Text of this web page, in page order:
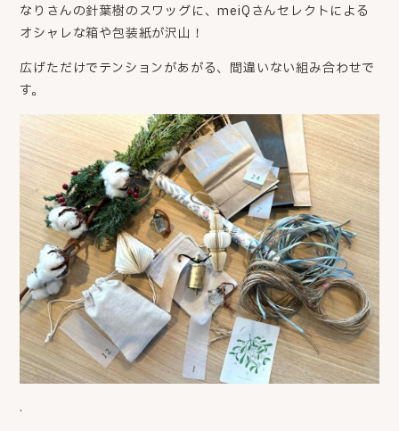
なりさんの針葉樹のスワッグに、meiQさんセレクトによる
オシャレな箱や包装紙が沢山！
広げただけでテンションがあがる、間違いない組み合わせで
す。
.